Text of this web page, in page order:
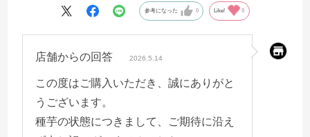
参考になった 0 Like! 0
店舗からの回答 2026.5.14
この度はご購入いただき、誠にありがと
うございます。
種芋の状態につきまして、ご期待に沿え